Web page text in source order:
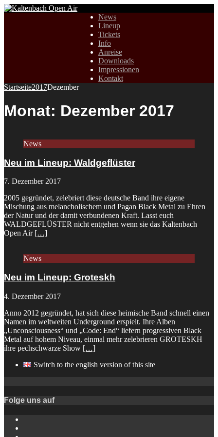
News
Lineup
Tickets
Info
Anreise
Downloads
Impressionen
Kontakt
Startseite2017Dezember
Monat: Dezember 2017
News
Neu im Lineup: Waldgeflüster
7. Dezember 2017
2005 gegründet, zelebriert diese deutsche Band ihre eigene
Mischung aus melancholischem und Pagan Black Metal zu Ehren
der Natur und der damit verbundenen Kraft. Lasst euch
WALDGEFLÜSTER nicht entgehen wenn sie das Kaltenbach
Open Air […]
News
Neu im Lineup: Groteskh
4. Dezember 2017
Anno 2012 gegründet, hat sich diese heimische Band schnell einen
Namen im weltweiten Underground erspielt. Ihre Alben
„Unconsciousness“ und „Code: End“ liefern progressiven Black
Metal auf hohem Niveau, einmal mehr zelebrieren GROTESKH
ihre pechschwarze Show […]
Switch to the english version of this site
Folge uns auf